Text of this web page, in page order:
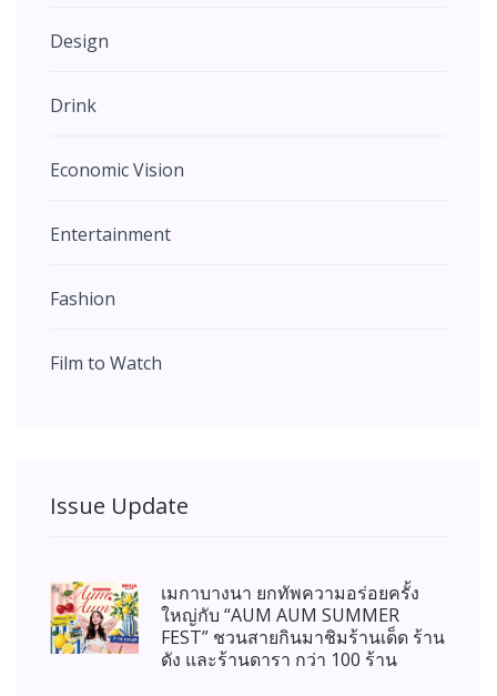
Design
Drink
Economic Vision
Entertainment
Fashion
Film to Watch
Issue Update
เมกาบางนา ยกทัพความอร่อยครั้ง
ใหญ่กับ “AUM AUM SUMMER
FEST” ชวนสายกินมาชิมร้านเด็ด ร้าน
ดัง และร้านดารา กว่า 100 ร้าน